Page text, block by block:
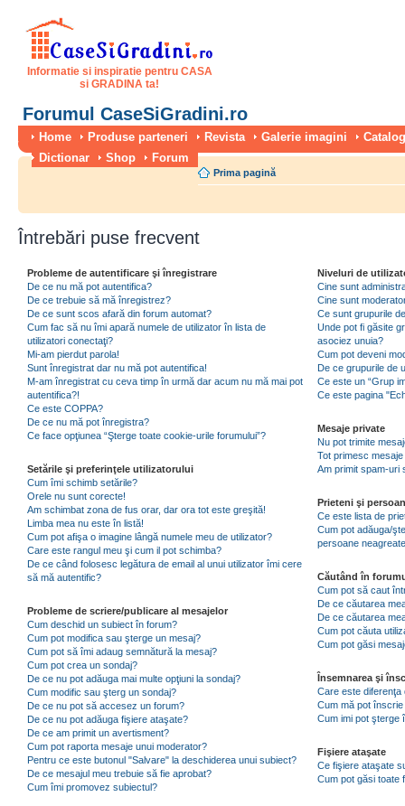
Informatie si inspiratie pentru CASA
si GRADINA ta!
Forumul CaseSiGradini.ro
Home Produse parteneri Revista Galerie imagini
Dictionar
Shop Forum
Prima pagină
Întrebări puse frecvent
Probleme de autentificare şi înregistrare
De ce nu mă pot autentifica?
De ce trebuie să mă înregistrez?
De ce sunt scos afară din forum automat?
Cum fac să nu îmi apară numele de utilizator în lista de
utilizatori conectaţi?
Mi-am pierdut parola!
Sunt înregistrat dar nu mă pot autentifica!
M-am înregistrat cu ceva timp în urmă dar acum nu mă mai pot
autentifica?!
Ce este COPPA?
De ce nu mă pot înregistra?
Ce face opţiunea “Şterge toate cookie-urile forumului”?
Setările şi preferinţele utilizatorului
Cum îmi schimb setările?
Orele nu sunt corecte!
Am schimbat zona de fus orar, dar ora tot este greşită!
Limba mea nu este în listă!
Cum pot afişa o imagine lângă numele meu de utilizator?
Care este rangul meu şi cum il pot schimba?
De ce când folosesc legătura de email al unui utilizator îmi cere
să mă autentific?
Probleme de scriere/publicare al mesajelor
Cum deschid un subiect în forum?
Cum pot modifica sau şterge un mesaj?
Cum pot să îmi adaug semnătură la mesaj?
Cum pot crea un sondaj?
De ce nu pot adăuga mai multe opţiuni la sondaj?
Cum modific sau şterg un sondaj?
De ce nu pot să accesez un forum?
De ce nu pot adăuga fişiere ataşate?
De ce am primit un avertisment?
Cum pot raporta mesaje unui moderator?
Pentru ce este butonul "Salvare" la deschiderea unui subiect?
De ce mesajul meu trebuie să fie aprobat?
Cum îmi promovez subiectul?
Niveluri de
Cine sunt
Cine sunt
Ce sunt grupurile
Unde pot fi găsite
asociez unuia?
Cum pot deveni
De ce grupurile de
Ce este un “Grup
Ce este pagina
Mesaje private
Nu pot trimite
Tot primesc
Am primit spam-uri
Prieteni şi
Ce este lista de
Cum pot adăuga/
persoane
Căutând în
Cum pot să caut
De ce căutarea
De ce căutarea
Cum pot căuta
Cum pot găsi
Însemnarea şi
Care este
Cum mă pot
Cum imi pot şterge
Fişiere ataşate
Ce fişiere ataşate
Cum pot găsi toate